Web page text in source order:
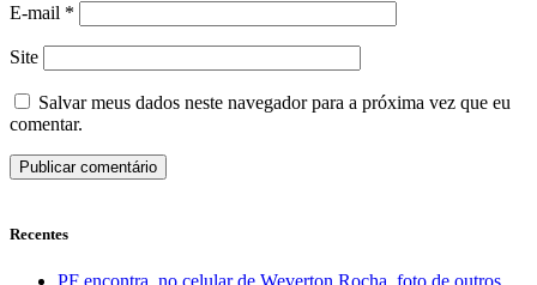
E-mail *
Site
Salvar meus dados neste navegador para a próxima vez que eu
comentar.
Recentes
PF encontra, no celular de Weverton Rocha, foto de outros